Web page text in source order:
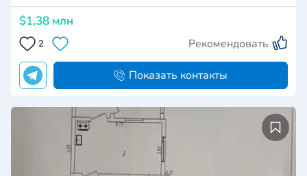
$1,38 млн
2 Рекомендовать
Показать контакты